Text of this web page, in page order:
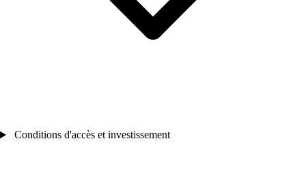
Conditions d'accès et investissement